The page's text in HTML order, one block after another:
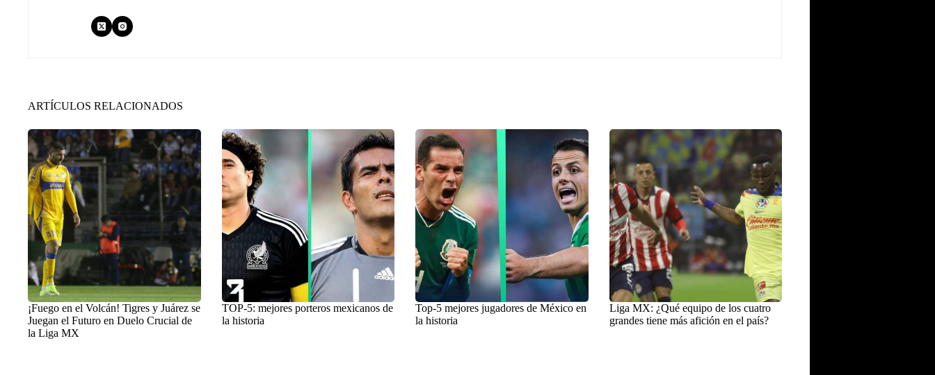
ARTÍCULOS RELACIONADOS
¡Fuego en el Volcán! Tigres y Juárez se
Juegan el Futuro en Duelo Crucial de
la Liga MX
TOP-5: mejores porteros mexicanos de
la historia
Top-5 mejores jugadores de México en
la historia
Liga MX: ¿Qué equipo de los cuatro
grandes tiene más afición en el país?